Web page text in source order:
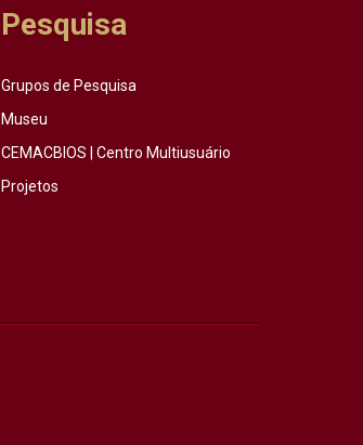
Pesquisa
Grupos de Pesquisa
Museu
CEMACBIOS | Centro Multiusuário
Projetos